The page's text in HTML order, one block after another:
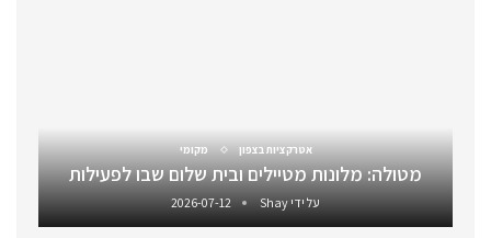
אטרקציות בצפון מקומי
מטולה: מלונות מטיילים ובית שלום שבו לפעילות
על ידיShay
2026-07-12